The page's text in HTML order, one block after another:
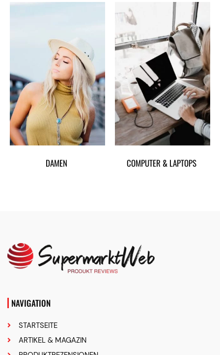
DAMEN COMPUTER & LAPTOPS
NAVIGATION
STARTSEITE
ARTIKEL & MAGAZIN